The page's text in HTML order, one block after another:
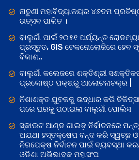
ନାଚୁଣୀ ମହାବିଦ୍ୟାଳୟର ୪୬ତମ
ଉତ୍ସବ ପାଳିତ ।
ବାଲୁଗାଁ ପାଇଁ ୨୦୫୧ ପର୍ଯ୍ୟନ୍ତ
ପ୍ରସ୍ତୁତ, GIS ଟେକନୋଲୋଜିରେ ହେବ
ବିକାଶ..
ବାଲୁଗାଁ କଲେଜରେ ଶକ୍ତିଶ୍ରୀ
ପ୍ରକୋଷ୍ଠ ପକ୍ଷରୁ ଆଲୋଚନାଚକ୍ର |
ନିଶାଶକ୍ତ ଯୁବକକୁ ଉଦ୍ଧାର କରି ଚିକିତ୍ସା
ପରେ ଘରକୁ ପଠାଇଲା ବାଲୁଗାଁ ପୋଲିସ
ସ୍କାଉଟ ଆଣ୍ଡ ଗାଇଡ଼ ନିର୍ବାଚନରେ
ଅଯଥା ହସ୍ତକ୍ଷେପ ବନ୍ଦ କରି ସ୍ୱଚ୍ଛ ଓ
ନିରପେକ୍ଷ ନିର୍ବାଚନ ପାଇଁ ବ୍ୟବସ୍ଥା
ଓଡିଶା ଅଭିଭାବକ ମହାସଂଘ